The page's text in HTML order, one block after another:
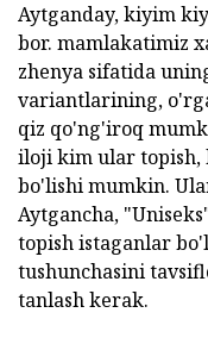
Aytganday, kiyim
bor. mamlakatimiz
zhenya sifatida
variantlarining,
qiz qo'ng'iroq
iloji kim ular topish,
bo'lishi mumkin.
Aytgancha,
topish istaganlar
tushunchasini
tanlash kerak.